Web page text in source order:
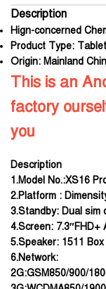
Description
Hign-concerned
Product Type:
Origin: Mainland
This is an
factory
you
Description
1.Model No.:XS16
2.Platform :
3.Standby: Dual sim
4.Screen: 7.3″FHD+
5.Speaker: 1511
6.Network:
2G:GSM850/900/